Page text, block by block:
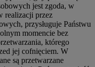
jest zgoda, w
realizacji przez
przysługuje Państwu
momencie bez
którego
jej cofnięciem. W
są przetwarzane